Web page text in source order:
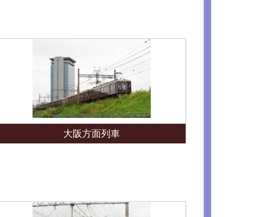
大阪方面列車